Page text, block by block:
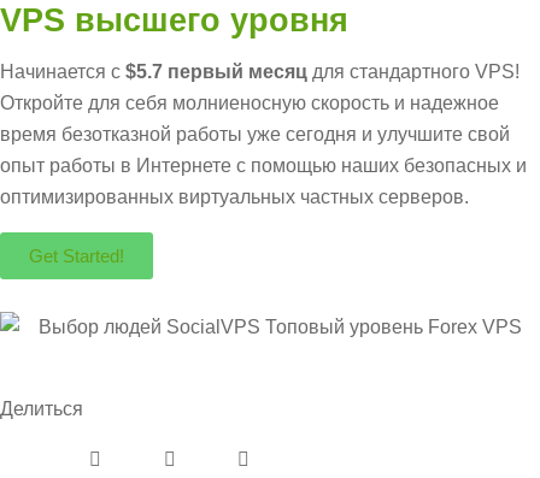
VPS высшего уровня
Начинается с $5.7 первый месяц для стандартного VPS!
Откройте для себя молниеносную скорость и надежное
время безотказной работы уже сегодня и улучшите свой
опыт работы в Интернете с помощью наших безопасных и
оптимизированных виртуальных частных серверов.
Get Started!
Делиться